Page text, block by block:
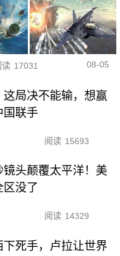
读 17031 08-05
这局决不能输，想赢
国联手
阅读 15693
镜头颠覆太平洋！美
区没了
阅读 14329
下死手，卢拉让世界